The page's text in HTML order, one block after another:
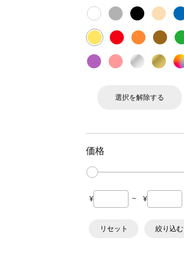
選択を解除する
価格
¥ ~ ¥
リセット 絞り込む